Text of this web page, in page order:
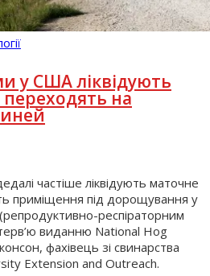
у США ліквідують
на
частіше ліквідують маточне
приміщення під дорощування у
респіраторним
виданню National Hog
фахівець зі свинарства
Extension and Outreach.